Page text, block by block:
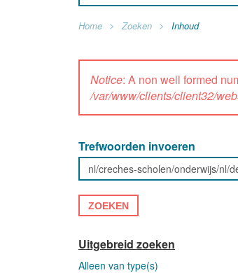
Home Zoeken Inhoud
Notice: A non well formed
/var/www/clients/client32/
Trefwoorden invoeren
ZOEKEN
Uitgebreid zoeken
Alleen van type(s)